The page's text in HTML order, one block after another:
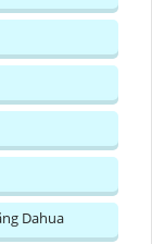
Dahua